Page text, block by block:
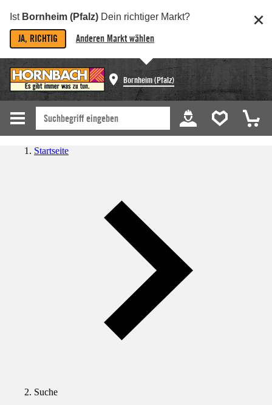
Ist Bornheim (Pfalz) Dein richtiger Markt?
JA, RICHTIG Anderen Markt wählen
Bornheim (Pfalz)
Startseite
Suche